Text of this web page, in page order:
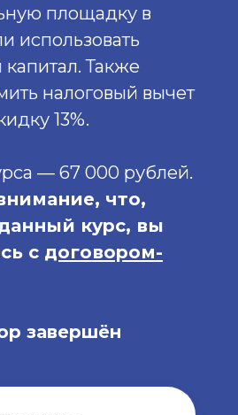
площадку в
использовать
Также
налоговый вычет
13%.
— 67 000 рублей.
что,
курс, вы
с договором-
завершён